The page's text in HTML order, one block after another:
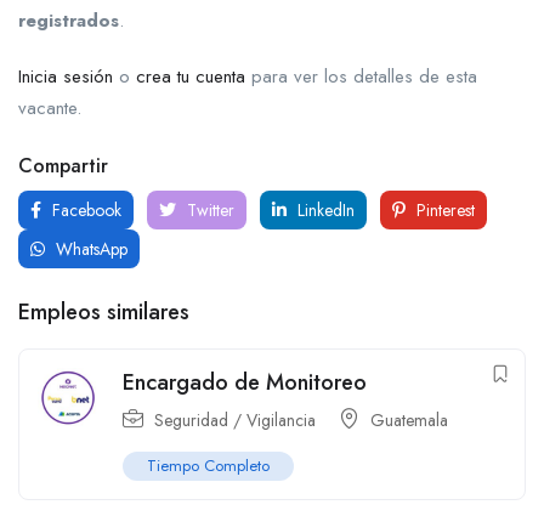
registrados.
Inicia sesión o crea tu cuenta para ver los detalles de esta
vacante.
Compartir
Facebook Twitter LinkedIn
Pinterest
WhatsApp
Empleos similares
Encargado de Monitoreo
Seguridad / Vigilancia Guatemala
Tiempo Completo